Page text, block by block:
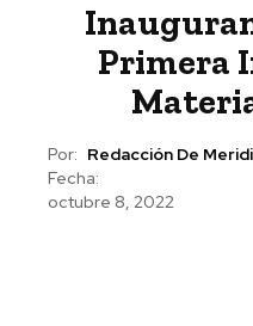
Primera
Por: Redacción De
Fecha:
octubre 8, 2022